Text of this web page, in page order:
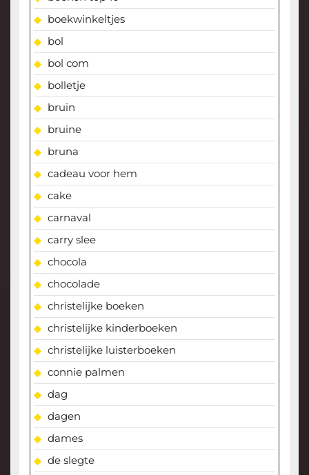
boekwinkeltjes
bol
bol com
bolletje
bruin
bruine
bruna
cadeau voor hem
cake
carnaval
carry slee
chocola
chocolade
christelijke boeken
christelijke kinderboeken
christelijke luisterboeken
connie palmen
dag
dagen
dames
de slegte